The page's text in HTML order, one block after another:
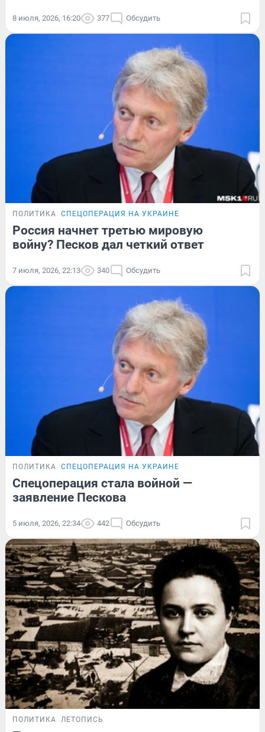
8 июля, 2026, 16:20 377 Обсудить
ПОЛИТИКА СПЕЦОПЕРАЦИЯ НА УКРАИНЕ
Россия начнет третью мировую
войну? Песков дал четкий ответ
7 июля, 2026, 22:13 340 Обсудить
ПОЛИТИКА СПЕЦОПЕРАЦИЯ НА УКРАИНЕ
Спецоперация стала войной —
заявление Пескова
5 июля, 2026, 22:34 442 Обсудить
ПОЛИТИКА ЛЕТОПИСЬ